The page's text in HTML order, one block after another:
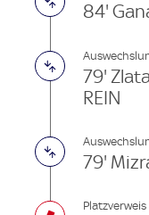
84'
79'
REIN
79'
Platzverweis